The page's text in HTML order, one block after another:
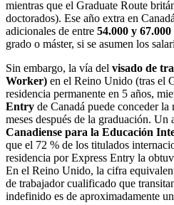
mientras que el Graduate Route
doctorados). Ese año extra en
adicionales de entre 54.000 y
grado o máster, si se asumen los
Sin embargo, la vía del visado de
Worker) en el Reino Unido (tras el
residencia permanente en 5 años,
Entry de Canadá puede conceder
meses después de la graduación. Un
Canadiense para la Educación
que el 72 % de los titulados
residencia por Express Entry la
En el Reino Unido, la cifra
de trabajador cualificado que
indefinido es de aproximadamente un